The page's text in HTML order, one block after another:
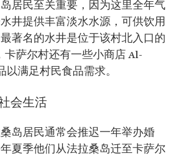
居民至关重要，因为这里全年气
井提供丰富淡水水源，可供饮用
著名的水井是位于该村北入口的
卡萨尔村还有一些小商店 Al-
满足村民食品需求。
会生活
岛居民通常会推迟一年举办婚
夏季他们从法拉桑岛迁至卡萨尔